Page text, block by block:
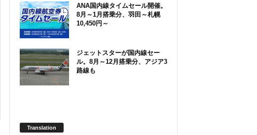
ANA国内線タイムセール開催。
8月～1月搭乗分、羽田～札幌
10,450円～
ジェットスターが国内線セー
ル。8月～12月搭乗分、アジア3
路線も
Translation